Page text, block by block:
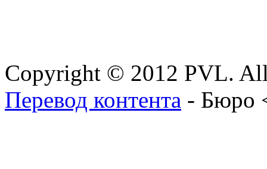
Copyright © 2012 PVL.
Перевод контента - Бюро